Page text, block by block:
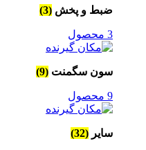
ضبط و پخش (3)
3 محصول
سون سگمنت (9)
9 محصول
سایر (32)